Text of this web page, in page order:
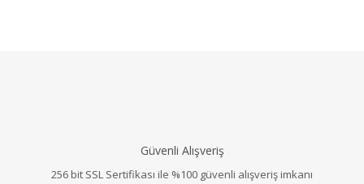
Güvenli Alışveriş
256 bit SSL Sertifikası ile %100 güvenli alışveriş imkanı